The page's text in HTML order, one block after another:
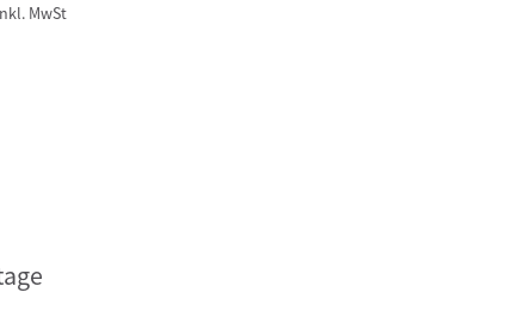
MwSt